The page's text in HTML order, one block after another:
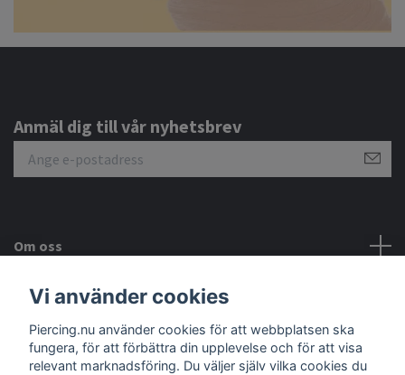
Anmäl dig till vår nyhetsbrev
Om oss
Kundtjänst
Sociala medier
Vi använder cookies
Piercing.nu använder cookies för att webbplatsen ska
fungera, för att förbättra din upplevelse och för att visa
relevant marknadsföring. Du väljer själv vilka cookies du